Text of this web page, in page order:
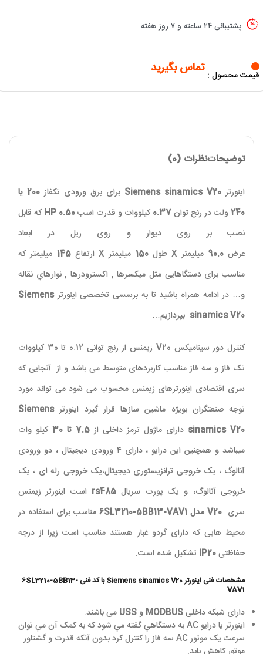
پشتیبانی ۲۴ ساعته و ۷ روز هفته
قیمت محصول : تماس بگیرید
توضیحاتنظرات (0)
اینورتر Siemens sinamics V20 برای برق ورودی تکفاز
200 یا
240ولت در رنج توان0.37 کیلووات و قدرت اسب0.50
HP که قابل
نصب بر روی دیوار و روی ریل در ابعاد
عرض90.0 میلیمتر Xطول150 میلیمتر Xارتفاع145 میلیمتر که
مناسب برای دستگاهایی مثل ميکسرها , اکسترودرها , نوارهاي نقاله
و… در ادامه همراه باشید تا به برسسی تخصصی اینورترSiemens
sinamics V20 بپردازیم…
کنترل دور سینامیکس V20
زیمنس از رنج توانی 0.12 تا 30 کیلووات
تک فاز و سه فاز مناسب کاربردهای متوسط می باشد و از آنجایی که
سری اقتصادی اینورترهای زیمنس محسوب می شود می تواند مورد
توجه صنعتگران بویژه ماشین سازها قرار گیرد اینورترSiemens
sinamics V20 دارای ماژول ترمز داخلی از 7.5 تا 30
کیلو وات
میباشد و همچنین این درایو ، دارای ۴ ورودی دیجیتال ، دو ورودی
آنالوگ ، یک خروجی ترانزیستوری دیجیتال،یک خروجی رله ای ، یک
خروجی آنالوگ، و یک پورت سریال rs485 است اینورتر زیمنس
سری V20مدل 6SL3210-5BB13-VAV1 مناسب برای استفاده در
محیط هایی که دارای گردو غبار هستند مناسب است زیرا از درجه
حفاظتیIP20 تشکیل شده است.
مشخصات فنی اینورترSiemens sinamics V20
با کد فنی 6SL3210-5BB13-
VAV1
دارای شبکه داخلیMODBUS و USS می باشند.
اينورتر يا درايو ACبه دستگاهي گفته مي شود که به کمک آن مي توان
سرعت يک موتورAC سه فاز را کنترل کرد بدون آنکه قدرت و گشتاور